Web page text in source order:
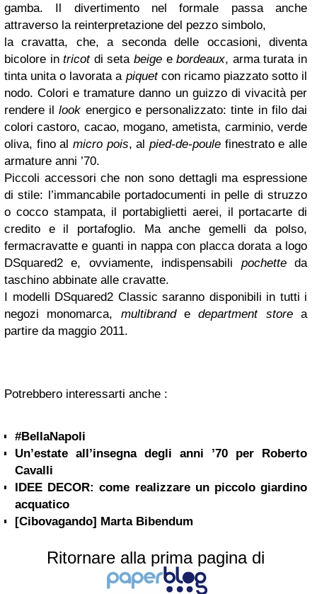
gamba. Il divertimento nel formale passa anche
attraverso la reinterpretazione del pezzo simbolo,
la cravatta, che, a seconda delle occasioni, diventa
bicolore intricotdi setabeige ebordeaux, arma turata in
tinta unita o lavorata a piquetcon ricamo piazzato sotto il
nodo. Colori e tramature danno un guizzo di vivacità per
rendere illook energico e personalizzato: tinte in filo dai
colori castoro, cacao, mogano, ametista, carminio, verde
oliva, fino al micro pois, alpied-de-poule finestrato e alle
armature anni ’70.
Piccoli accessori che non sono dettagli ma espressione
di stile: l’immancabile portadocumenti in pelle di struzzo
o cocco stampata, il portabiglietti aerei, il portacarte di
credito e il portafoglio. Ma anche gemelli da polso,
fermacravatte e guanti in nappa con placca dorata a logo
DSquared2 e, ovviamente, indispensabili pochetteda
taschino abbinate alle cravatte.
I modelli DSquared2 Classic saranno disponibili in tutti i
negozi monomarca, multibrandedepartment storea
partire da maggio 2011.
Potrebbero interessarti anche :
#BellaNapoli
Un’estate all’insegna degli anni ’70 per Roberto
Cavalli
IDEE DECOR: come realizzare un piccolo giardino
acquatico
[Cibovagando] Marta Bibendum
Ritornare alla prima pagina di